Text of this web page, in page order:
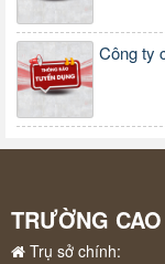
Công ty
TRƯỜNG
Trụ sở chính: